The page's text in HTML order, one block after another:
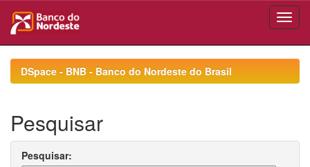
navigationDSpace - BNB - Banco do Nordeste do Brasil
Pesquisar
Pesquisar: